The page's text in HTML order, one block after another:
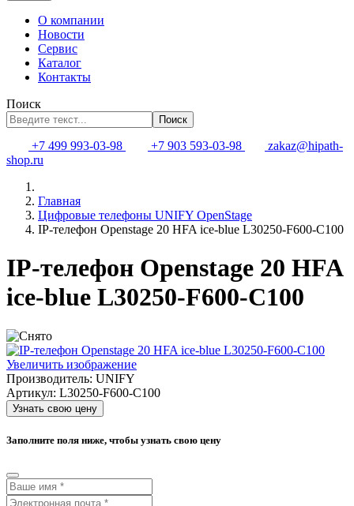
О компании
Новости
Сервис
Каталог
Контакты
Поиск
Поиск
+7 499 993-03-98 +7 903 593-03-98
zakaz@hipath-
shop.ru
Главная
Цифровые телефоны UNIFY OpenStage
IP-телефон Openstage 20 HFA ice-blue L30250-F600-C100
IP-телефон Openstage 20 HFA
ice-blue L30250-F600-C100
Увеличить изображение
Производитель: UNIFY
Артикул: L30250-F600-C100
Узнать свою цену
Заполните поля ниже, чтобы узнать свою цену